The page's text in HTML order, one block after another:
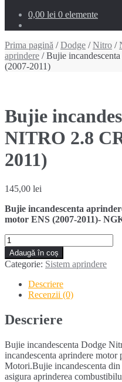
0,00 lei 0 elemente
Prima pagină /Dodge /Nitro /
aprindere / Bujie
(2007-2011)
Bujie
NITRO 2.8
2011)
145,00 lei
Bujie incandescenta
motor ENS (2007-2011)-
Cantitate
Bujie
incandescenta
DODGE
NITRO
ENS
(2007-
Adaugă în coș
Categorie: Sistem aprindere
Descriere
Recenzii (0)
Descriere
Bujie incandescenta Dodge
incandescenta aprindere
Motori.Bujie incandescenta
asigura aprinderea